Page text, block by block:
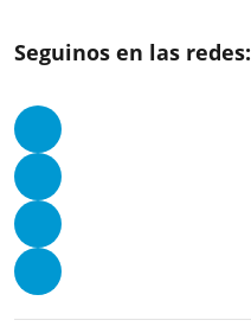
Seguinos en las redes: